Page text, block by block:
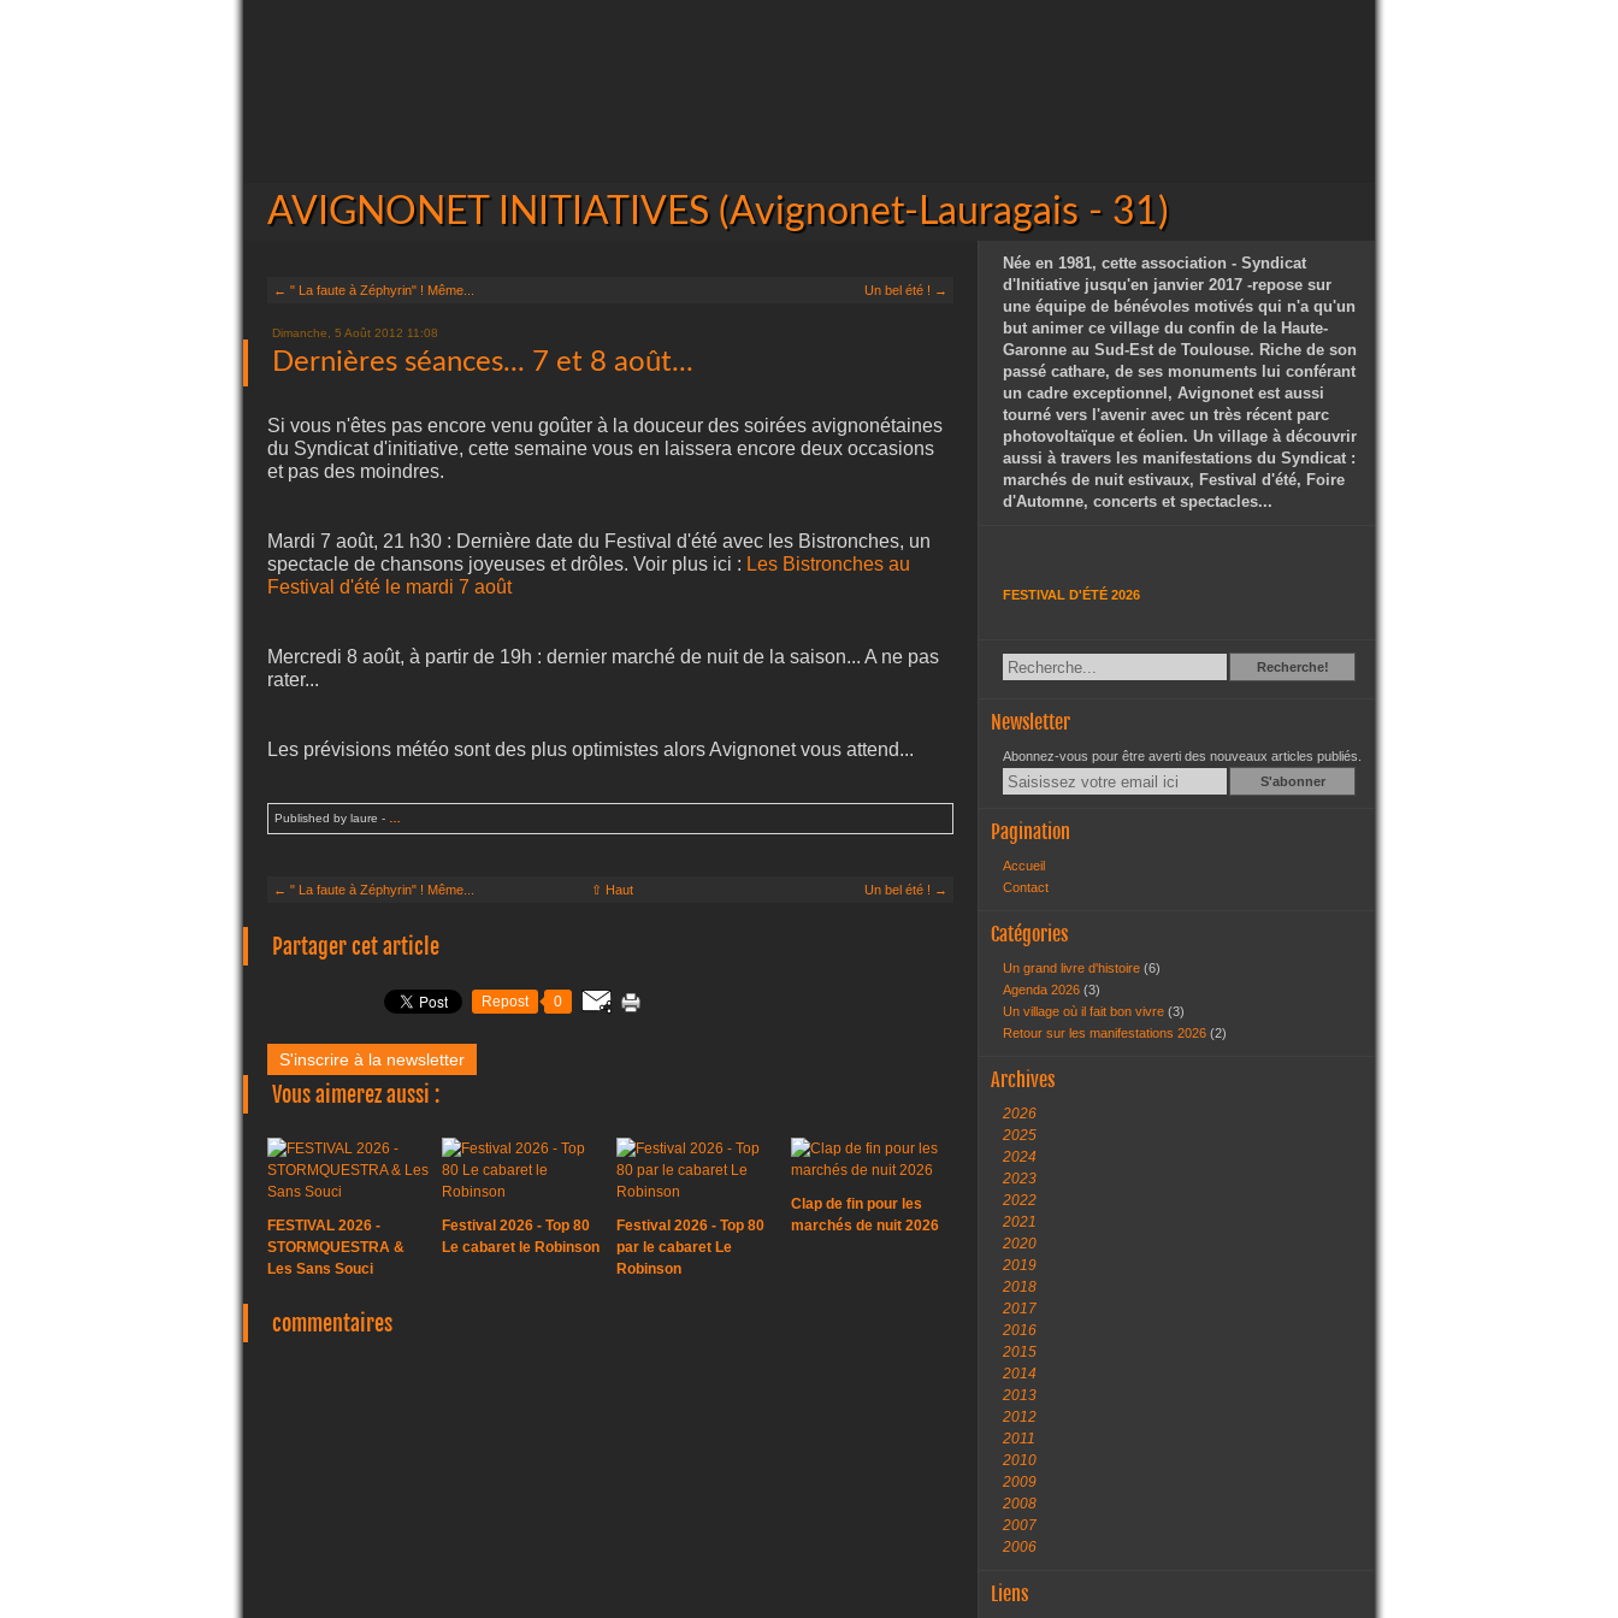
AVIGNONET INITIATIVES (Avignonet-Lauragais - 31)
← " La faute à Zéphyrin" ! Même... Un bel été ! →
Dimanche, 5 Août 2012 11:08
Dernières séances... 7 et 8 août...
Si vous n'êtes pas encore venu goûter à la douceur des soirées avignonétaines
du Syndicat d'initiative, cette semaine vous en laissera encore deux occasions
et pas des moindres.
Mardi 7 août, 21 h30 : Dernière date du Festival d'été avec les Bistronches, un
spectacle de chansons joyeuses et drôles. Voir plus ici : Les Bistronches au
Festival d'été le mardi 7 août
Mercredi 8 août, à partir de 19h : dernier marché de nuit de la saison... A ne pas
rater...
Les prévisions météo sont des plus optimistes alors Avignonet vous attend...
Published by laure -
← " La faute à Zéphyrin" ! Même... ⇧ Haut Un bel été ! →
Partager cet article
Repost 0
S'inscrire à la newsletter
Vous aimerez aussi :
FESTIVAL 2026 -
STORMQUESTRA &
Les Sans Souci
Festival 2026 - Top 80
Le cabaret le Robinson
Festival 2026 - Top 80
par le cabaret Le
Robinson
Clap de fin pour les
marchés de nuit 2026
commentaires
Née en 1981, cette association - Syndicat
d'Initiative jusqu'en janvier 2017 -repose sur
une équipe de bénévoles motivés qui n'a qu'un
but animer ce village du confin de la Haute-
Garonne au Sud-Est de Toulouse. Riche de son
passé cathare, de ses monuments lui conférant
un cadre exceptionnel, Avignonet est aussi
tourné vers l'avenir avec un très récent parc
photovoltaïque et éolien. Un village à découvrir
aussi à travers les manifestations du Syndicat :
marchés de nuit estivaux, Festival d'été, Foire
d'Automne, concerts et spectacles...
FESTIVAL D'ÉTÉ 2026
RechercheRecherche!
Newsletter
Abonnez-vous pour être averti des nouveaux articles publiés.
Email
Pagination
Accueil
Contact
Catégories
Un grand livre d'histoire (6)
Agenda 2026 (3)
Un village où il fait bon vivre (3)
Retour sur les manifestations 2026 (2)
Archives
2026
2025
2024
2023
2022
2021
2020
2019
2018
2017
2016
2015
2014
2013
2012
2011
2010
2009
2008
2007
2006
Liens